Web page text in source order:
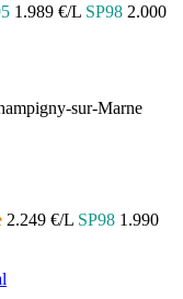
1.989 €/L SP98 2.000
sur-Marne
2.249 €/L SP98 1.990